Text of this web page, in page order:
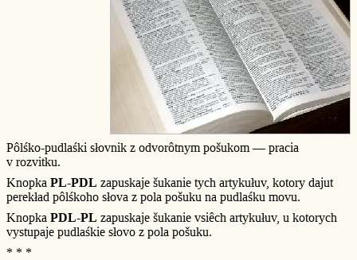
Pôlśko-pudlaśki słovnik z odvorôtnym pošukom — pracia
v rozvitku.
Knopka PL-PDL zapuskaje šukanie tych artykułuv, kotory dajut
perekład pôlśkoho słova z pola pošuku na pudlaśku movu.
Knopka PDL-PL zapuskaje šukanie vsiêch artykułuv, u kotorych
vystupaje pudlaśkie słovo z pola pošuku.
* * *